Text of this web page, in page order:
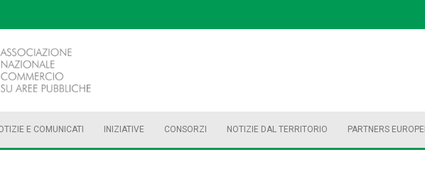
E COMUNICATI INIZIATIVE CONSORZI NOTIZIE DAL TERRITORIO PARTNERS EUROPEI